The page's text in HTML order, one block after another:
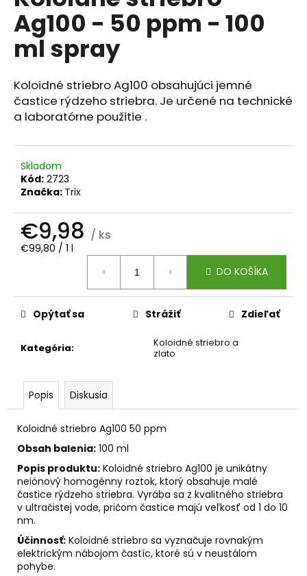
0,0
z
5
hviezdičiek.
Ag100 - 50 ppm - 100
ml spray
Koloidné striebro Ag100 obsahujúci jemné
častice rýdzeho striebra. Je určené na technické
a laboratórne použitie .
Skladom
Kód: 2723
Značka: Trix
€9,98 / ks
Jednotková
€99,80 / 1 l
DO KOŠÍKA
Kategória:
Koloidné striebro a
zlato
Opýtať sa Strážiť Zdieľať
Popis Diskusia
Koloidné striebro Ag100 50 ppm
Obsah balenia: 100 ml
Popis produktu: Koloidné striebro Ag100 je unikátny
neiónový homogénny roztok, ktorý obsahuje malé
častice rýdzeho striebra. Vyrába sa z kvalitného striebra
v ultračistej vode, pričom častice majú veľkosť od 1 do 10
nm.
Účinnosť: Koloidné striebro sa vyznačuje rovnakým
elektrickým nábojom častíc, ktoré sú v neustálom
pohybe.
á
j
s
?
O
d
p
ú
č
e
PALO
SANTO
€10,89